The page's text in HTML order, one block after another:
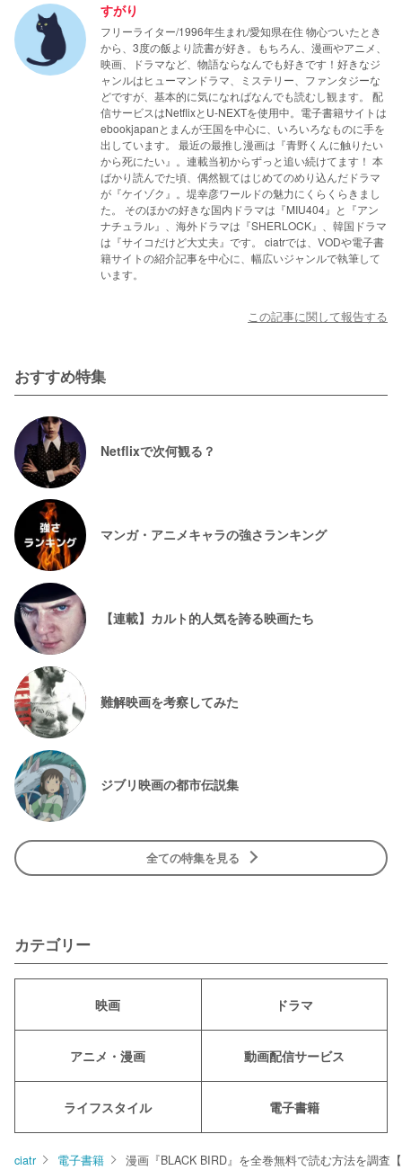
すがり
フリーライター/1996年生まれ/愛知県在住 物心ついたとき
から、3度の飯より読書が好き。もちろん、漫画やアニメ、
映画、ドラマなど、物語ならなんでも好きです！好きなジ
ャンルはヒューマンドラマ、ミステリー、ファンタジーな
どですが、基本的に気になればなんでも読むし観ます。 配
信サービスはNetflixとU-NEXTを使用中。電子書籍サイトは
ebookjapanとまんが王国を中心に、いろいろなものに手を
出しています。 最近の最推し漫画は『青野くんに触りたい
から死にたい』。連載当初からずっと追い続けてます！ 本
ばかり読んでた頃、偶然観てはじめてのめり込んだドラマ
が『ケイゾク』。堤幸彦ワールドの魅力にくらくらきまし
た。 そのほかの好きな国内ドラマは『MIU404』と『アン
ナチュラル』、海外ドラマは『SHERLOCK』、韓国ドラマ
は『サイコだけど大丈夫』です。 ciatrでは、VODや電子書
籍サイトの紹介記事を中心に、幅広いジャンルで執筆して
います。
この記事に関して報告する
おすすめ特集
Netflixで次何観る？
マンガ・アニメキャラの強さランキング
【連載】カルト的人気を誇る映画たち
難解映画を考察してみた
ジブリ映画の都市伝説集
全ての特集を見る
カテゴリー
映画 ドラマ
アニメ・漫画 動画配信サービス
ライフスタイル 電子書籍
ciatr 電子書籍 漫画『BLACK BIRD』を全巻無料で読む方法を調査